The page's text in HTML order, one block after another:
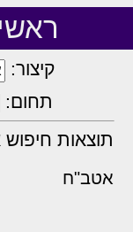
קיצור:
תחום:
תוצאות
אטב"ח